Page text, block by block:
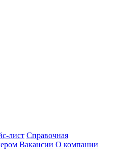
лист Справочная
Вакансии О компании